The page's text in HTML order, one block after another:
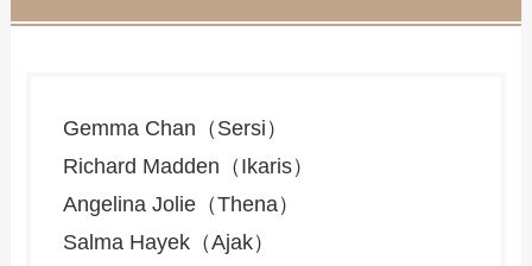
Gemma Chan（Sersi）
Richard Madden（Ikaris）
Angelina Jolie（Thena）
Salma Hayek（Ajak）